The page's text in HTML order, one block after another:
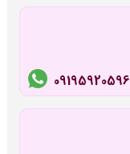
09195920596